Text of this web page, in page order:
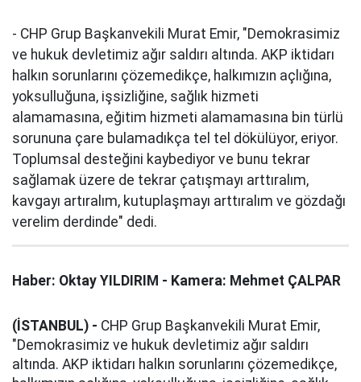
- CHP Grup Başkanvekili Murat Emir, "Demokrasimiz
ve hukuk devletimiz ağır saldırı altında. AKP iktidarı
halkın sorunlarını çözemedikçe, halkımızın açlığına,
yoksulluğuna, işsizliğine, sağlık hizmeti
alamamasına, eğitim hizmeti alamamasına bin türlü
sorununa çare bulamadıkça tel tel dökülüyor, eriyor.
Toplumsal desteğini kaybediyor ve bunu tekrar
sağlamak üzere de tekrar çatışmayı arttıralım,
kavgayı artıralım, kutuplaşmayı arttıralım ve gözdağı
verelim derdinde" dedi.
Haber: Oktay YILDIRIM - Kamera: Mehmet ÇALPAR
(İSTANBUL) - CHP Grup Başkanvekili Murat Emir,
"Demokrasimiz ve hukuk devletimiz ağır saldırı
altında. AKP iktidarı halkın sorunlarını çözemedikçe,